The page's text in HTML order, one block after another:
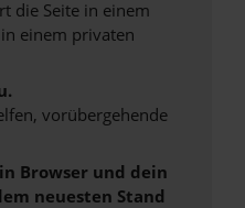
die Seite in einem
einem privaten
vorübergehende
Browser und dein
neuesten Stand